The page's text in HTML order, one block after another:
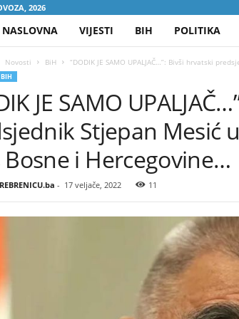
2026
NASLOVNA VIJESTI BIH POLITIKA
Novosti BiH “DODIK JE SAMO UPALJAČ…”: Bivši hrvatski
BIH
JE SAMO
Stjepan Mesić
Bosne i Hercegovine…
- 17 veljače, 2022 11